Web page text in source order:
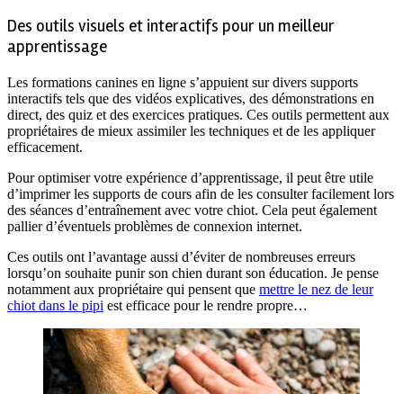
Des outils visuels et interactifs pour un meilleur
apprentissage
Les formations canines en ligne s’appuient sur divers supports
interactifs tels que des vidéos explicatives, des démonstrations en
direct, des quiz et des exercices pratiques. Ces outils permettent aux
propriétaires de mieux assimiler les techniques et de les appliquer
efficacement.
Pour optimiser votre expérience d’apprentissage, il peut être utile
d’imprimer les supports de cours afin de les consulter facilement lors
des séances d’entraînement avec votre chiot. Cela peut également
pallier d’éventuels problèmes de connexion internet.
Ces outils ont l’avantage aussi d’éviter de nombreuses erreurs
lorsqu’on souhaite punir son chien durant son éducation. Je pense
notamment aux propriétaire qui pensent que mettre le nez de leur
chiot dans le pipi est efficace pour le rendre propre…